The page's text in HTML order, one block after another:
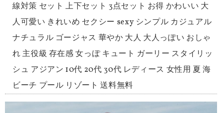
線対策 セット 上下セット 3点セット お得 かわいい 大
人可愛い きれいめ セクシー sexy シンプル カジュアル
ナチュラル ゴージャス 華やか 大人 大人っぽい おしゃ
れ 主役級 存在感 女っぽ キュート ガーリー スタイリッ
シュ アジアン 10代 20代 30代 レディース 女性用 夏 海
ビーチ プール リゾート 送料無料